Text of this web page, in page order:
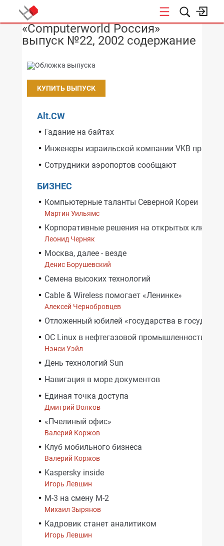
«Computerworld Россия»
выпуск №22, 2002 содержание
КУПИТЬ ВЫПУСК
Alt.CW
Гадание на байтах
Инженеры израильской компании VKB
Сотрудники аэропортов сообщают
БИЗНЕС
Компьютерные таланты Северной Кореи
Мартин Уильямс
Корпоративные решения на открытых ключах
Леонид Черняк
Москва, далее - везде
Денис Борушевский
Семена высоких технологий
Cable & Wireless помогает «Ленинке»
Алексей Чернобровцев
Отложенный юбилей «государства в
ОС Linux в нефтегазовой промышленности
Нэнси Уэйл
День технологий Sun
Навигация в море документов
Единая точка доступа
Дмитрий Волков
«Пчелиный офис»
Валерий Коржов
Клуб мобильного бизнеса
Валерий Коржов
Kaspersky inside
Игорь Левшин
М-3 на смену М-2
Михаил Зырянов
Кадровик станет аналитиком
Игорь Левшин